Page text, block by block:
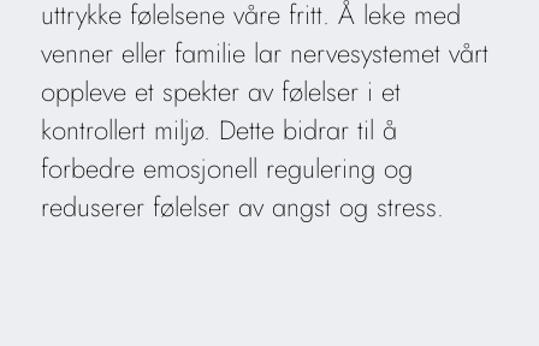
uttrykke følelsene våre fritt. Å leke med
venner eller familie lar nervesystemet vårt
oppleve et spekter av følelser i et
kontrollert miljø. Dette bidrar til å
forbedre emosjonell regulering og
reduserer følelser av angst og stress.